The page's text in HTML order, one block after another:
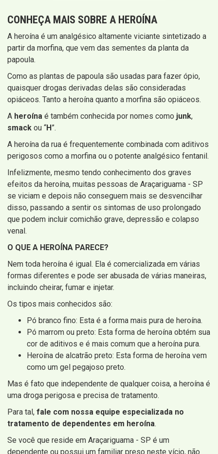
CONHEÇA MAIS SOBRE A HEROÍNA
A heroína é um analgésico altamente viciante sintetizado a
partir da morfina, que vem das sementes da planta da
papoula.
Como as plantas de papoula são usadas para fazer ópio,
quaisquer drogas derivadas delas são consideradas
opiáceos. Tanto a heroína quanto a morfina são opiáceos.
A heroína é também conhecida por nomes como junk,
smack ou “H ”.
A heroína da rua é frequentemente combinada com aditivos
perigosos como a morfina ou o potente analgésico fentanil.
Infelizmente, mesmo tendo conhecimento dos graves
efeitos da heroína, muitas pessoas de Araçariguama - SP
se viciam e depois não conseguem mais se desvencilhar
disso, passando a sentir os sintomas de uso prolongado
que podem incluir comichão grave, depressão e colapso
venal.
O QUE A HEROÍNA PARECE?
Nem toda heroína é igual. Ela é comercializada em várias
formas diferentes e pode ser abusada de várias maneiras,
incluindo cheirar, fumar e injetar.
Os tipos mais conhecidos são:
Pó branco fino: Esta é a forma mais pura de heroína.
Pó marrom ou preto: Esta forma de heroína obtém sua
cor de aditivos e é mais comum que a heroína pura.
Heroína de alcatrão preto: Esta forma de heroína vem
como um gel pegajoso preto.
Mas é fato que independente de qualquer coisa, a heroína é
uma droga perigosa e precisa de tratamento.
Para tal, fale com nossa equipe especializada no
tratamento de dependentes em heroína.
Se você que reside em Araçariguama - SP é um
dependente ou possui um familiar preso neste vício, não